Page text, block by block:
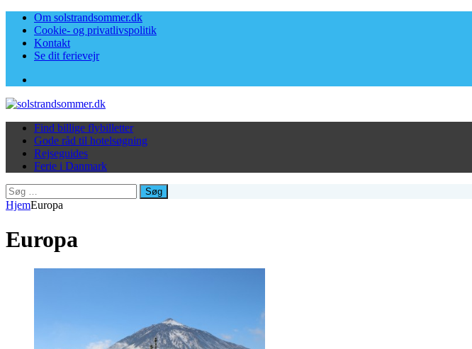
Om solstrandsommer.dk
Cookie- og privatlivspolitik
Kontakt
Se dit ferievejr
Find billige flybilletter
Gode råd til hotelsøgning
Rejseguides
Ferie i Danmark
Søg
efter:
HjemEuropa
Europa